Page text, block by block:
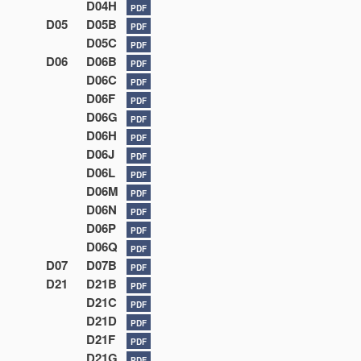
D04H PDF
D05 D05B PDF
D05C PDF
D06 D06B PDF
D06C PDF
D06F PDF
D06G PDF
D06H PDF
D06J PDF
D06L PDF
D06M PDF
D06N PDF
D06P PDF
D06Q PDF
D07 D07B PDF
D21 D21B PDF
D21C PDF
D21D PDF
D21F PDF